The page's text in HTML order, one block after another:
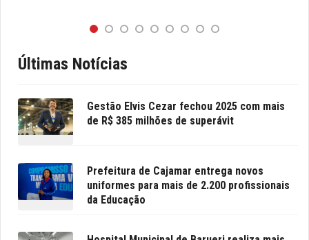
Últimas Notícias
Gestão Elvis Cezar fechou 2025 com mais
de R$ 385 milhões de superávit
Prefeitura de Cajamar entrega novos
uniformes para mais de 2.200 profissionais
da Educação